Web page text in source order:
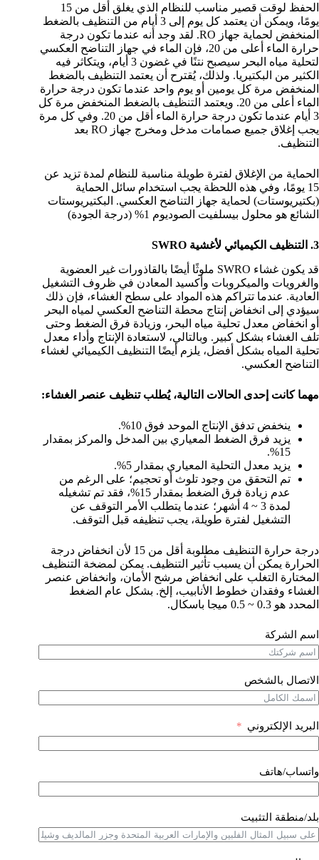
الحفظ لوقت قصير مناسب للنظام الذي يغلق أقل من 15
يومًا، ويمكن أن يعتمد كل يوم إلى 3 أيام من التنظيف بالضغط
المنخفض لحماية جهاز RO. لقد وجد أنه عندما تكون درجة
حرارة الماء أعلى من 20، فإن الماء في جهاز التناضح العكسي
لتحلية مياه البحر سيصبح نتنًا في غضون 3 أيام، ويتكاثر فيه
الكثير من البكتيريا. ولذلك، يُقترح أن يعتمد التنظيف بالضغط
المنخفض مرة كل يومين أو يوم واحد عندما تكون درجة حرارة
الماء أعلى من 20. ويعتمد التنظيف بالضغط المنخفض مرة كل
3 أيام عندما تكون درجة حرارة الماء أقل من 20. وفي كل مرة
يجب إغلاق جميع صمامات مدخل ومخرج جهاز RO بعد
التنظيف.
الحماية من الإغلاق لفترة طويلة مناسبة للنظام لمدة تزيد عن
15 يومًا، وفي هذه اللحظة يجب استخدام سائل الحماية
(بكتيريوستات) لحماية جهاز التناضح العكسي. البكتيريوستات
الشائع هو محلول بيسلفيت الصوديوم 1% (درجة الجودة)
3. التنظيف الكيميائي لأغشية SWRO
قد يكون غشاء SWRO ملوثًا أيضًا بالقاذورات غير العضوية
والغرويات والميكروبات وأكسيد المعادن في ظروف التشغيل
العادية. عندما تتراكم هذه المواد على سطح الغشاء، فإن ذلك
سيؤدي إلى انخفاض إنتاج محطة التناضح العكسي لمياه البحر
أو انخفاض معدل تحلية مياه البحر، وزيادة فرق الضغط وحتى
تلف الغشاء بشكل كبير. وبالتالي، لاستعادة الإنتاج وأداء معدل
تحلية المياه بشكل أفضل، يلزم أيضًا التنظيف الكيميائي لغشاء
التناضح العكسي.
مهما كانت إحدى الحالات التالية، يُطلب تنظيف عنصر الغشاء:
ينخفض تدفق الإنتاج الموحد فوق 10%.
يزيد فرق الضغط المعياري بين المدخل والمركز بمقدار
15%.
يزيد معدل التحلية المعياري بمقدار 5%.
تم التحقق من وجود تلوث أو تحجيم؛ على الرغم من
عدم زيادة فرق الضغط بمقدار 15%، فقد تم تشغيله
لمدة 3 ~ 4 أشهر؛ عندما يتطلب الأمر التوقف عن
التشغيل لفترة طويلة، يجب تنظيفه قبل التوقف.
درجة حرارة التنظيف مطلوبة أقل من 15 لأن انخفاض درجة
الحرارة يمكن أن يسبب تأثير التنظيف. يمكن لمضخة التنظيف
المختارة التغلب على انخفاض مرشح الأمان، وانخفاض عنصر
الغشاء وفقدان خطوط الأنابيب، إلخ. بشكل عام الضغط
المحدد هو 0.3 ~ 0.5 ميجا باسكال.
اسم الشركة
الاتصال بالشخص
البريد الإلكتروني
واتساب/هاتف
بلد/منطقة التثبيت